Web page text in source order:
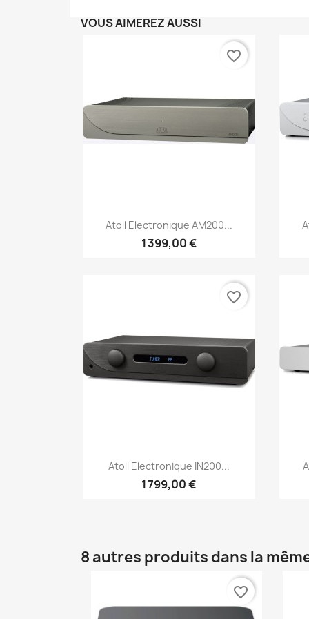
VOUS AIMEREZ AUSSI
Aperçu rapide
Atoll Electronique AM200...
1 399,00 €
favorite_border
Aperçu rapide
Atoll Electronique IN200...
1 799,00 €
favorite_border
8 autres produits dans la
favorite_border